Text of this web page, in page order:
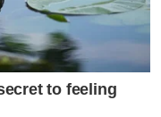
to feeling